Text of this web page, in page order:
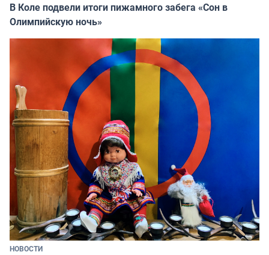
В Коле подвели итоги пижамного забега «Сон в
Олимпийскую ночь»
НОВОСТИ